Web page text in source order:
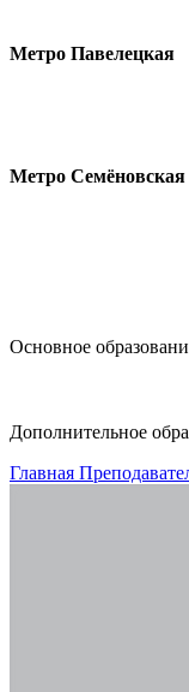
Метро Павелецкая
Метро Семёновская
Основное
Дополнительное
Главная